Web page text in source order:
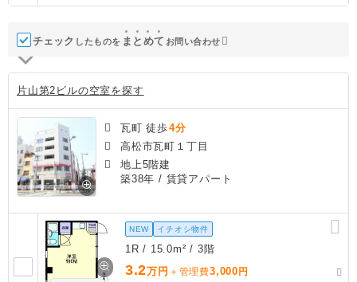
チェック したものを ま と めて お問い合わせ
片山第2ビルの空室を探す
瓦町 徒歩4分
高松市瓦町１丁目
地上5階建
築38年 / 賃貸アパート
NEW イチオシ物件
1R / 15.0m² / 3階
3.2万円 ＋管理費3,000 円